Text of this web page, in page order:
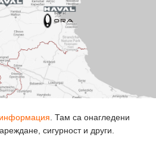
. Там са онагледени
сигурност и други.